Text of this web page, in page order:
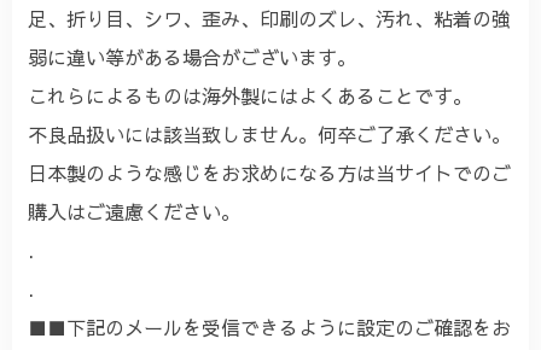
足、折り目、シワ、歪み、印刷のズレ、汚れ、粘着の強
弱に違い等がある場合がございます。
これらによるものは海外製にはよくあることです。
不良品扱いには該当致しません。何卒ご了承ください。
日本製のような感じをお求めになる方は当サイトでのご
購入はご遠慮ください。
.
.
■■下記のメールを受信できるように設定のご確認をお